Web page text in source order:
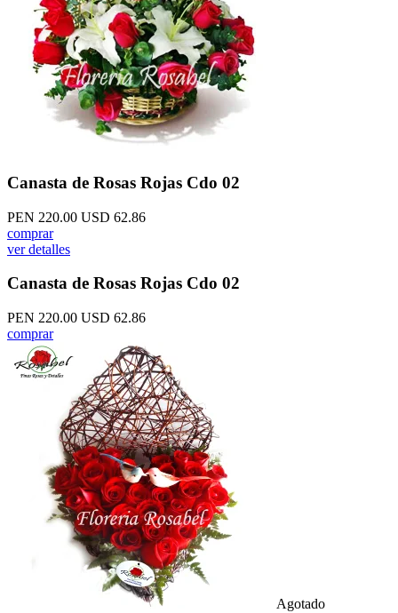
Canasta de Rosas Rojas Cdo 02
PEN 220.00 USD 62.86
comprar
ver detalles
Canasta de Rosas Rojas Cdo 02
PEN 220.00 USD 62.86
comprar
Agotado